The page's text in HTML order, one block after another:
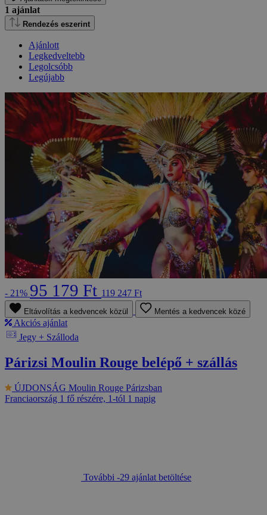
1 ajánlat
Rendezés eszerint
Ajánlott
Legkedveltebb
Legolcsóbb
Legújabb
- 21% 95 179 Ft 119 247 Ft
Eltávolítás a kedvencek közül Mentés a kedvencek közé
Akciós ajánlat
Jegy + Szálloda
Párizsi Moulin Rouge belépő + szállás
ÚJDONSÁG Moulin Rouge Párizsban
Franciaország 1 fő részére, 1-tól 1 napig
További -29 ajánlat betöltése